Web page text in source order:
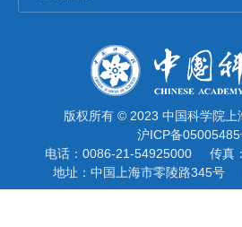
版权所有 © 2023 中国科学院上
沪ICP备05005485
电话：0086-21-54925000
传真
地址：中国上海市零陵路345号